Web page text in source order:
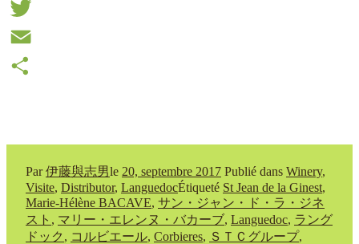
Facebook
Twitter
Email
Par伊藤與志男le 20, septembre 2017 Publié dans Winery,
Visite, Distributor, LanguedocÉtiqueté St Jean de la Ginest,
Marie-Hélène BACAVE, サン・ジャン・ド・ラ・ジネ
スト , マリー・エレンヌ・バカーブ, Languedoc, ラング
ドック , コルビエール, Corbieres, ＳＴＣグループ,